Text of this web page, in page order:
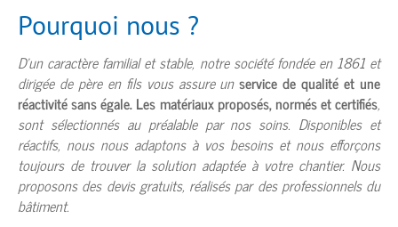
Pourquoi nous ?
D’un caractère familial et stable, notre société fondée en 1861 et
dirigée de père en fils vous assure unservice de qualité et une
réactivité sans égale. Les matériaux proposés, normés et certifiés,
sont sélectionnés au préalable par nos soins. Disponibles et
réactifs, nous nous adaptons à vos besoins et nous efforçons
toujours de trouver la solution adaptée à votre chantier. Nous
proposons des devis gratuits, réalisés par des professionnels du
bâtiment.